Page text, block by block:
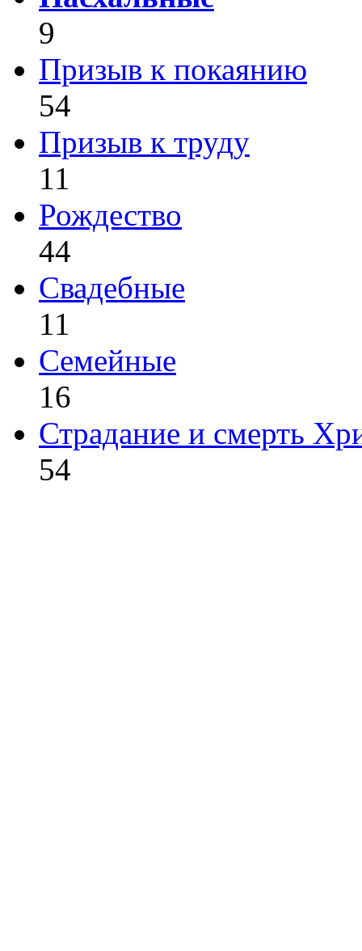
9
Призыв к покаянию
54
Призыв к труду
11
Рождество
44
Свадебные
11
Семейные
16
Страдание и смерть
54